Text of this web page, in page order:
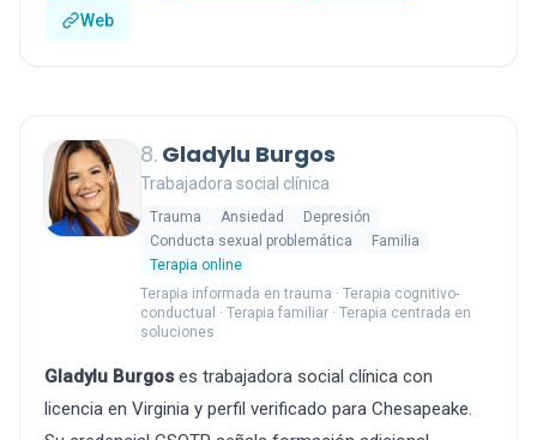
Web
8. Gladylu Burgos
Trabajadora social clínica
Trauma Ansiedad
Depresión
Conducta sexual problemática
Familia
Terapia online
Terapia informada en trauma · Terapia cognitivo-
conductual · Terapia familiar · Terapia centrada en
soluciones
Gladylu Burgos es trabajadora social clínica con
licencia en Virginia y perfil verificado para Chesapeake.